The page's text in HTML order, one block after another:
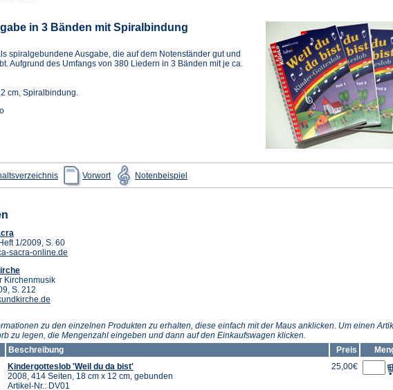
in 3 Bänden mit Spiralbindung
spiralgebundene Ausgabe, die auf dem Notenständer gut und
Aufgrund des Umfangs von 380 Liedern in 3 Bänden mit je ca.
cm, Spiralbindung.
(Öffnet
in
einem
Vorwort
(Öffnet
in
einem
Notenbeispiel in
einem
in
einem
Tab)
1/2009, S. 60
sacra-online.de
(Öffnet
in
einem
neuen
Kirchenmusik
S. 212
neuen
Tab)
zu den einzelnen Produkten zu erhalten, diese einfach mit der Maus anklicken. Um einen
zu legen, die Mengenzahl eingeben und dann auf den Einkaufswagen klicken.
Beschreibung
Preis
Kindergotteslob 'Weil du da bist'
2008, 414 Seiten, 18 cm x 12 cm, gebunden
Artikel-Nr.: DV01
25,00€